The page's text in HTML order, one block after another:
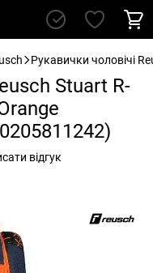
Рукавички чоловічі
Stuart R-
відгук